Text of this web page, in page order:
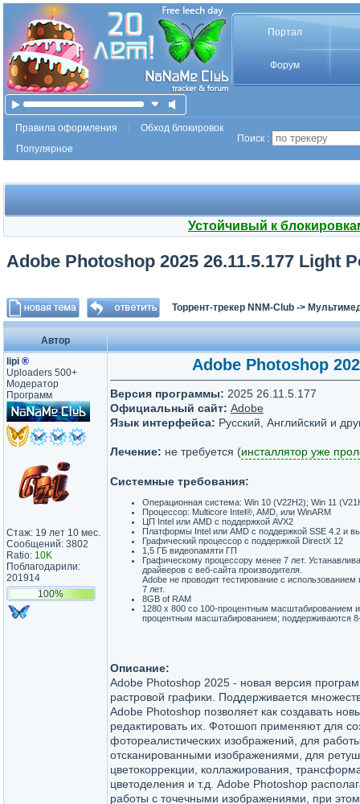
Портал
Форум
Правила оформления
Обход блокировок
Популярное
Поиск :
Устойчивый к
Adobe Photoshop 2025 26.11.5.177 Light
Торрент-трекер NNM-Club ->
Автор
lipi ®
Uploaders 500+
Модератор
Программ
Стаж: 19 лет 10 мес.
Сообщений: 3802
Ratio: 10K
Поблагодарили:
201914
100%
Adobe Photoshop
Версия программы: 2025 26.11.5.177
Официальный сайт: Adobe
Язык интерфейса: Русский, Английский и
Лечение: не требуется (инсталлятор уже
Системные требования:
Операционная система: Win 10 (V22H2); Win 11
Процессор: Multicore Intel®, AMD, или WinARM
ЦП Intel или AMD с поддержкой AVX2
Платформы Intel или AMD с поддержкой SSE 4.2 и
Графический процессор с поддержкой DirectX 12
1,5 ГБ видеопамяти ГП
Графическому процессору менее 7 лет.
драйверов с веб-сайта производителя.
Adobe не проводит тестирование с
7 лет.
8GB of RAM
1280 x 800 со 100-процентным масштабированием
процентным масштабированием; поддерживаются
Описание:
Adobe Photoshop 2025 - новая версия
растровой графики. Поддерживается
Adobe Photoshop позволяет как создавать
редактировать их. Фотошоп применяют для
фотореалистических изображений, для
отсканированными изображениями, для
цветокоррекции, коллажирования,
цветоделения и т.д. Adobe Photoshop
работы с точечными изображениями, при